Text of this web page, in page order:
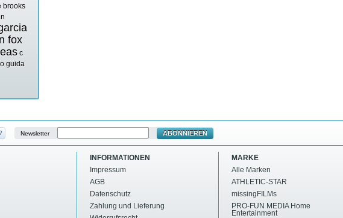
brooks
fox
c
guida
Newsletter ABONNIEREN
INFORMATIONEN
Impressum
AGB
Datenschutz
Zahlung und Lieferung
MARKE
Alle Marken
ATHLETIC-STAR
missingFILMs
PRO-FUN MEDIA Home
Entertainment